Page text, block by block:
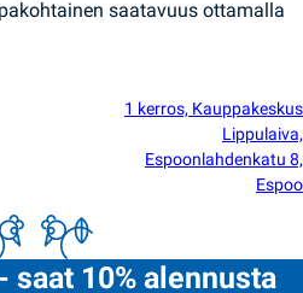
saatavuus ottamalla
1 kerros, Kauppakeskus
Lippulaiva,
Espoonlahdenkatu 8,
Espoo
10% alennusta